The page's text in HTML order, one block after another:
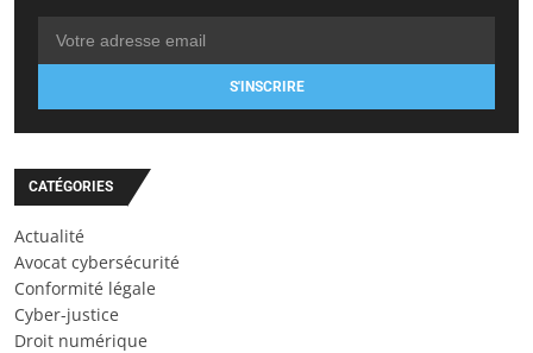
S'INSCRIRE
CATÉGORIES
Actualité
Avocat cybersécurité
Conformité légale
Cyber-justice
Droit numérique